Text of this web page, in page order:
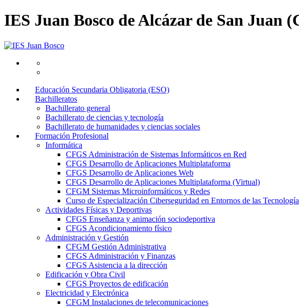
IES Juan Bosco de Alcázar de San Juan
Educación Secundaria Obligatoria (ESO)
Bachilleratos
Bachillerato general
Bachillerato de ciencias y tecnología
Bachillerato de humanidades y ciencias sociales
Formación Profesional
Informática
CFGS Administración de Sistemas Informáticos en Red
CFGS Desarrollo de Aplicaciones Multiplataforma
CFGS Desarrollo de Aplicaciones Web
CFGS Desarrollo de Aplicaciones Multiplataforma (Virtual)
CFGM Sistemas Microinformáticos y Redes
Curso de Especialización Ciberseguridad en Entornos de las
Actividades Físicas y Deportivas
CFGS Enseñanza y animación sociodeportiva
CFGS Acondicionamiento físico
Administración y Gestión
CFGM Gestión Administrativa
CFGS Administración y Finanzas
CFGS Asistencia a la dirección
Edificación y Obra Civil
CFGS Proyectos de edificación
Electricidad y Electrónica
CFGM Instalaciones de telecomunicaciones